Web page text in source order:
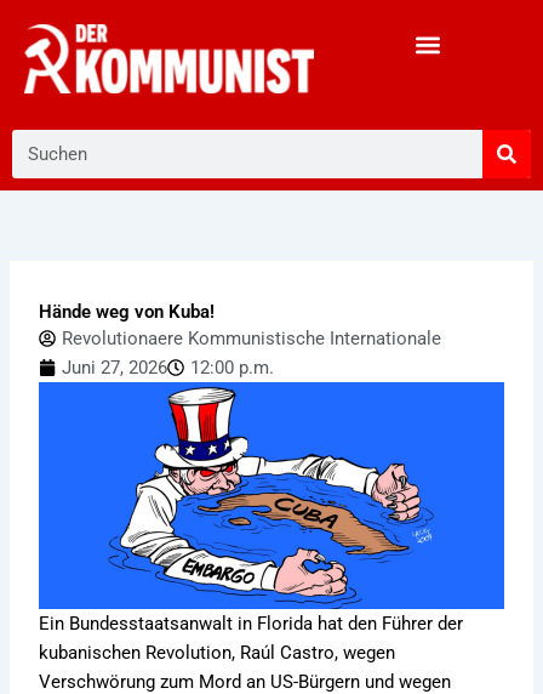
Inhalt
springen
Hände weg von Kuba!
Revolutionaere Kommunistische Internationale
Juni 27, 2026
12:00 p.m.
Ein Bundesstaatsanwalt in Florida hat den Führer der
kubanischen Revolution, Raúl Castro, wegen
Verschwörung zum Mord an US-Bürgern und wegen